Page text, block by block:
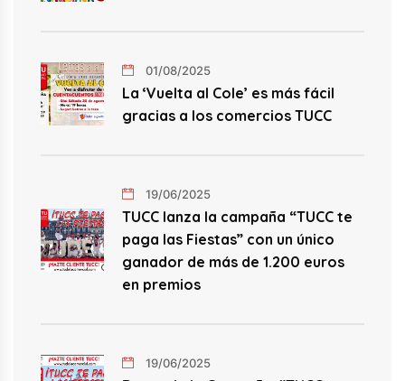
01/08/2025
La ‘Vuelta al Cole’ es más fácil
gracias a los comercios TUCC
19/06/2025
TUCC lanza la campaña “TUCC te
paga las Fiestas” con un único
ganador de más de 1.200 euros
en premios
19/06/2025